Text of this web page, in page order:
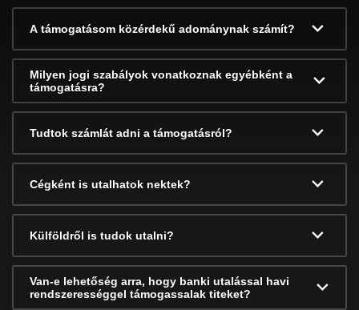
A támogatásom közérdekű adománynak számít?
Milyen jogi szabályok vonatkoznak egyébként a
támogatásra?
Tudtok számlát adni a támogatásról?
Cégként is utalhatok nektek?
Külföldről is tudok utalni?
Van-e lehetőség arra, hogy banki utalással havi
rendszerességgel támogassalak titeket?